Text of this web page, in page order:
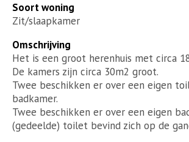
Soort woning
Zit/slaapkamer
Omschrijving
Het is een groot herenhuis met circa
De kamers zijn circa 30m2 groot.
Twee beschikken er over een eigen
badkamer.
Twee beschikken er over een eigen
(gedeelde) toilet bevind zich op de